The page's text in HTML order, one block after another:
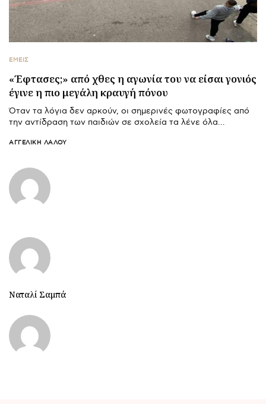
ΕΜΕΙΣ
«Έφτασες;» από χθες η αγωνία του να είσαι γονιός
έγινε η πιο μεγάλη κραυγή πόνου
Όταν τα λόγια δεν αρκούν, οι σημερινές φωτογραφίες από
την αντίδραση των παιδιών σε σχολεία τα λένε όλα…
ΑΓΓΕΛΙΚΉ ΛΆΛΟΥ
Ναταλί Σαμπά